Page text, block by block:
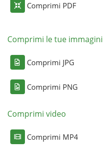
Comprimi PDF
Comprimi le tue immagini
Comprimi JPG
Comprimi PNG
Comprimi video
Comprimi MP4